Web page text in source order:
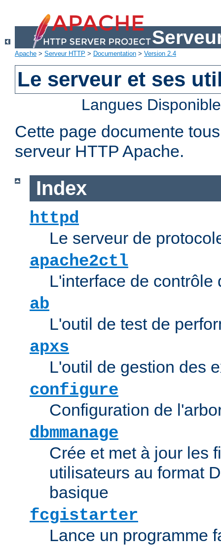
Apache > Serveur HTTP > Documentation > Version 2.4
Le serveur et ses
Langues
Cette page documente
serveur HTTP Apache.
Index
httpd
Le serveur de
apache2ctl
L'interface de contrôle
ab
L'outil de test de
apxs
L'outil de gestion des
configure
Configuration de
dbmmanage
Crée et met à jour les
utilisateurs au format
basique
fcgistarter
Lance un programme